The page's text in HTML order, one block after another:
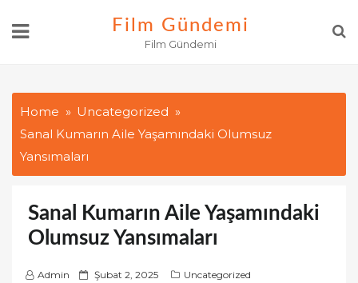
Film Gündemi
Film Gündemi
Home
Uncategorized
Sanal Kumarın Aile Yaşamındaki Olumsuz
Yansımaları
Sanal Kumarın Aile Yaşamındaki
Olumsuz Yansımaları
Admin
P Şubat 2, 2025
Uncategorized